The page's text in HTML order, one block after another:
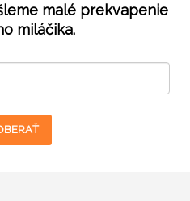
malé prekvapenie
miláčika.